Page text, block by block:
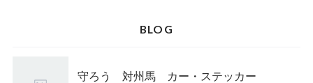
BLOG
守ろう 対州馬 カー・ステッカー